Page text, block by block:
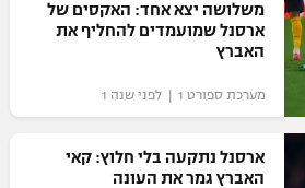
משלושה יצא אחד: האקסים של
ארסנל שמועמדים להחליף את
האברץ
מערכת ספורט 1 | לפני שנה 1
ארסנל נתקעה בלי חלוץ: קאי
האברץ גמר את העונה